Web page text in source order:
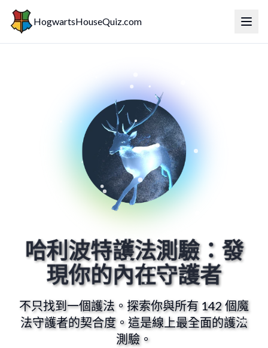
HogwartsHouseQuiz.com 切換
哈利波特護法測驗：發
現你的內在守護者
不只找到一個護法。探索你與所有 142 個魔
法守護者的契合度。這是線上最全面的護法
測驗。